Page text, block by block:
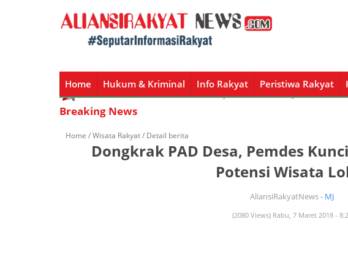
Home Hukum & Kriminal Info Rakyat Peristiwa Rakyat
Home Hukum & Kriminal Info Rakyat Peristiwa Rakyat Kuliner
Breaking News
Home /Wisata Rakyat/ Detail berita
Dongkrak PAD Desa, Pemdes
Potensi Wisata
AliansiRakyatNews - MJ
(2080 Views) Rabu, 7 Maret 2018 -